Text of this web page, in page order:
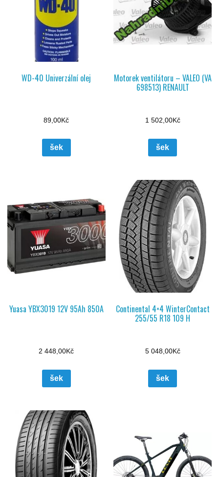
WD-40 Univerzální olej
89,00Kč
šek
Motorek ventilátoru – VALEO (VA
698513) RENAULT
1 502,00Kč
šek
Yuasa YBX3019 12V 95Ah 850A
2 448,00Kč
šek
Continental 4×4 WinterContact
255/55 R18 109 H
5 048,00Kč
šek